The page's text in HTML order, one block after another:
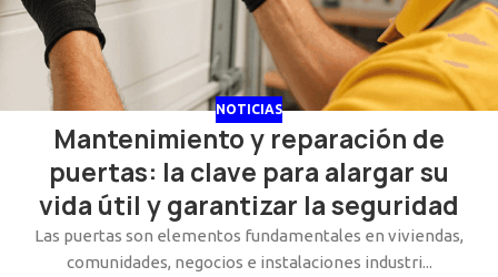
NOTICIAS
Mantenimiento y reparación de
puertas: la clave para alargar su
vida útil y garantizar la seguridad
Las puertas son elementos fundamentales en viviendas,
comunidades, negocios e instalaciones industri...